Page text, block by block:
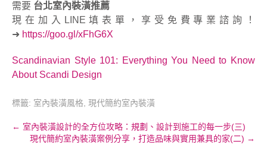
需要 台北室內裝潢推薦
現在加入LINE填表單，享受免費專業諮詢！
➜ https://goo.gl/xFhG6X
Scandinavian Style 101: Everything You Need to Know
About Scandi Design
標籤: 室內裝潢風格 現代簡約室內裝潢
Post
navigation
← 室內裝潢設計的全方位攻略：規劃、設計到施工的每一步(三)
現代簡約室內裝潢案例分享，打造品味與實用兼具的家(二) →